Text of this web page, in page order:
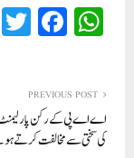
W
ha
A
pp
Fa
ce
okPREVIOUS POST
اے اے پی کے رکن پارلیمنٹ
کی سختی سے مخالفت کرتے